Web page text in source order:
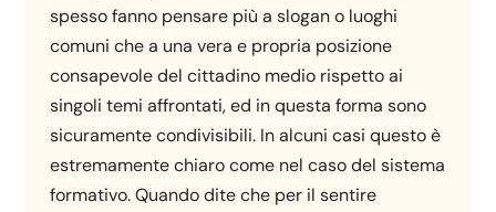
spesso fanno pensare più a slogan o luoghi
comuni che a una vera e propria posizione
consapevole del cittadino medio rispetto ai
singoli temi affrontati, ed in questa forma sono
sicuramente condivisibili. In alcuni casi questo è
estremamente chiaro come nel caso del sistema
formativo. Quando dite che per il sentire